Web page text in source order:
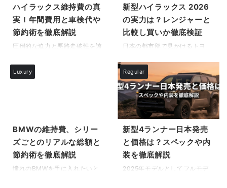
ライビングプレジャーを感じさ
せてくれる車はまだ多くありま
せん。 そのような中、レクサス
RZ 600eに関する評価や納期に
ついて、そして驚愕の価格設定
人のこだわりが詰まった内装に
至るまで、購入を検討する際に
に、巷で噂されるハリアーの生
産終了と受注の真実について
は、正確な情報をつかむことが
難しく、焦りを感じている方も
多いのではないでしょうか。本
の最新データを基に、ハリアー
を取り巻く現状を整理し、これ
から購入を考える方が取るべき
最善の策を提示します。 この記
...
ハイラックス維持費の真
実！年間費用と車検代や
節約術を徹底解説
圧倒的な迫力と悪路走破性を誇
くのドライバーにとって憧れの
存在です。しかし、購入を検討
訳を細かく見ていくと、一般的
な乗用車とは異なる1ナンバー
特有の出費が見えてきます。多
くの人が抱くハイラックスの一
年車検の費用はいくらですか？
新型ハイラックス 2026
の実力は？レンジャーと
比較し買いか徹底検証
日本の都市部で見かけるトヨ
な巨体と無骨なフォルムは、多
くの人にとって「ファッショ
ン」や「趣味性を極めたクル
マ」として映るでしょう。週末
のキャンプやアウトドアアクテ
ィビティを彩るための、特別な
ギアとしての存在感がそこには
あります。 しかし、視点を世界
に向け、ピックアップトラック
が生活のインフラそのものであ
るオーストラリアや東南アジ
Luxury
BMWの維持費、シリー
ズごとのリアルな総額と
節約術を徹底解説
憧れのBMWを手に入れたいと
Regular
新型4ランナー日本発売
と価格は？スペックや内
装を徹底解説
2025年モデルとしてフルモデ